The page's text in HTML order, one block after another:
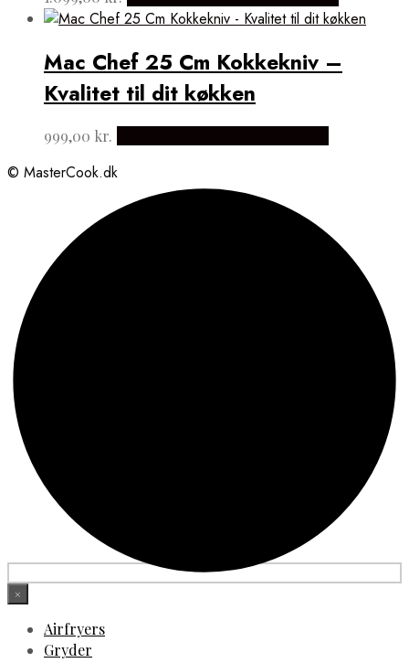
Mac Chef 25 Cm Kokkekniv –
Kvalitet til dit køkken
999,00 kr.
© MasterCook.dk
×
Airfryers
Gryder